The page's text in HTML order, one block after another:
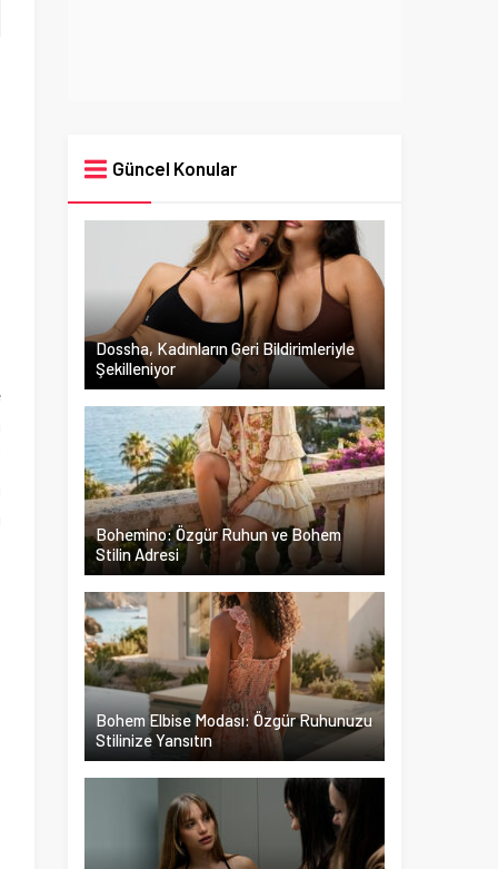
Güncel Konular
Dossha, Kadınların Geri Bildirimleriyle
Şekilleniyor
Bohemino: Özgür Ruhun ve Bohem
Stilin Adresi
Bohem Elbise Modası: Özgür Ruhunuzu
Stilinize Yansıtın